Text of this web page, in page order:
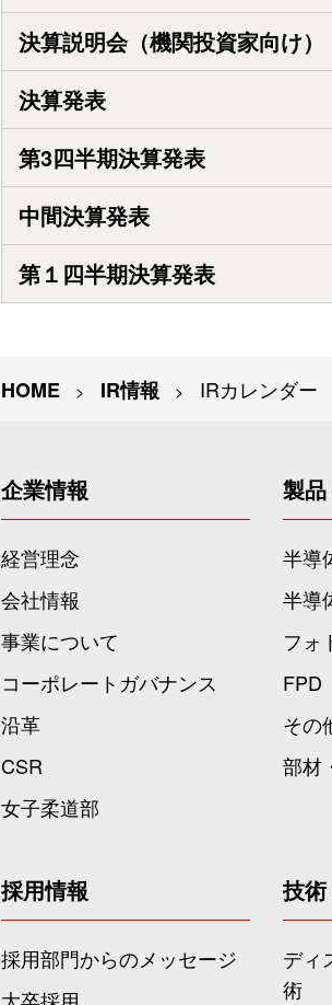
決算説明会（機関投資家向け）
決算発表
第3四半期決算発表
中間決算発表
第１四半期決算発表
IR情報 IRカレンダー
企業情報
経営理念
会社情報
事業について
コーポレートガバナンス
沿革
CSR
女子柔道部
製
半導
半導
フォ
FPD
その
部材
採用情報
採用部門からのメッセージ
技
ディ
術